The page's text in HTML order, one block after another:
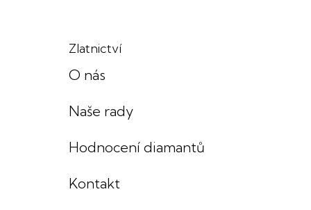
Zlatnictví
O nás
Naše rady
Hodnocení diamantů
Kontakt